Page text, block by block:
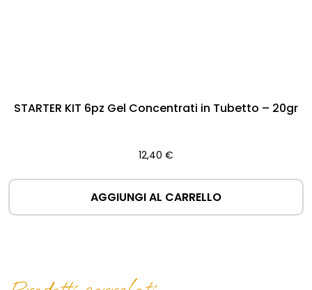
STARTER KIT 6pz Gel Concentrati in Tubetto – 20gr
12,40 €
AGGIUNGI AL CARRELLO